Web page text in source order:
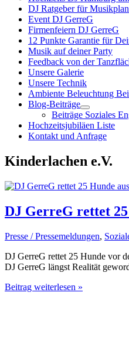
DJ Ratgeber für
Event DJ GerreG
Firmenfeiern DJ GerreG
12 Punkte Garantie für
Musik auf deiner Party
Feedback von der
Unsere Galerie
Unsere Technik
Ambiente Beleuchtung
Blog-Beiträge
Beiträge Soziales
Hochzeitsjubiläen Liste
Kontakt und Anfrage
Kinderlachen e.V.
DJ GerreG rettet
Presse / Pressemeldungen,
DJ GerreG rettet 25 Hunde vor
DJ GerreG längst Realität
DJ
Beitrag weiterlesen »